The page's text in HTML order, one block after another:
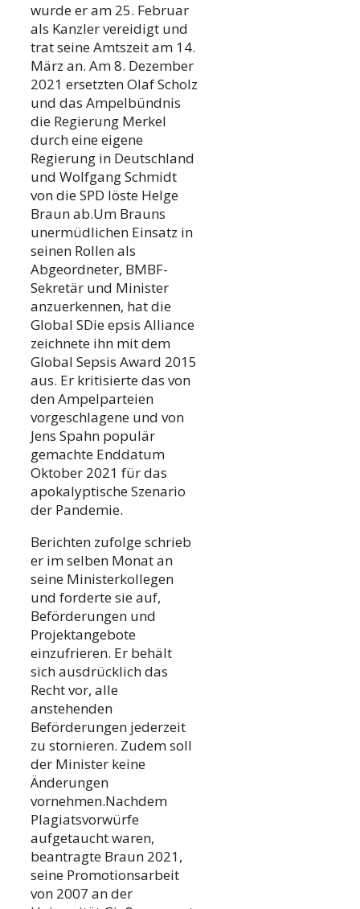
wurde er am 25. Februar
als Kanzler vereidigt und
trat seine Amtszeit am 14.
März an. Am 8. Dezember
2021 ersetzten Olaf Scholz
und das Ampelbündnis
die Regierung Merkel
durch eine eigene
Regierung in Deutschland
und Wolfgang Schmidt
von die SPD löste Helge
Braun ab.Um Brauns
unermüdlichen Einsatz in
seinen Rollen als
Abgeordneter, BMBF-
Sekretär und Minister
anzuerkennen, hat die
Global SDie epsis Alliance
zeichnete ihn mit dem
Global Sepsis Award 2015
aus. Er kritisierte das von
den Ampelparteien
vorgeschlagene und von
Jens Spahn populär
gemachte Enddatum
Oktober 2021 für das
apokalyptische Szenario
der Pandemie.
Berichten zufolge schrieb
er im selben Monat an
seine Ministerkollegen
und forderte sie auf,
Beförderungen und
Projektangebote
einzufrieren. Er behält
sich ausdrücklich das
Recht vor, alle
anstehenden
Beförderungen jederzeit
zu stornieren. Zudem soll
der Minister keine
Änderungen
vornehmen.Nachdem
Plagiatsvorwürfe
aufgetaucht waren,
beantragte Braun 2021,
seine Promotionsarbeit
von 2007 an der